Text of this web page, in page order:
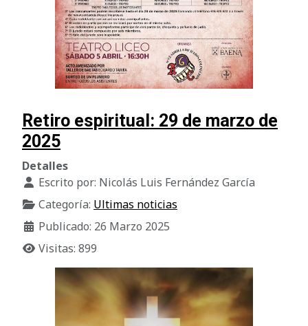
Retiro espiritual: 29 de marzo de
2025
Detalles
Escrito por: Nicolás Luis Fernández García
Categoría: Ultimas noticias
Publicado: 26 Marzo 2025
Visitas: 899